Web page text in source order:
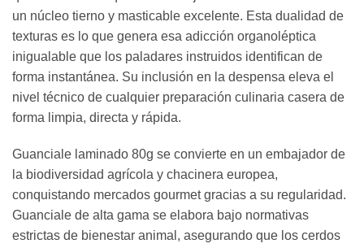
un núcleo tierno y masticable excelente. Esta dualidad de
texturas es lo que genera esa adicción organoléptica
inigualable que los paladares instruidos identifican de
forma instantánea. Su inclusión en la despensa eleva el
nivel técnico de cualquier preparación culinaria casera de
forma limpia, directa y rápida.
Guanciale laminado 80g se convierte en un embajador de
la biodiversidad agrícola y chacinera europea,
conquistando mercados gourmet gracias a su regularidad.
Guanciale de alta gama se elabora bajo normativas
estrictas de bienestar animal, asegurando que los cerdos